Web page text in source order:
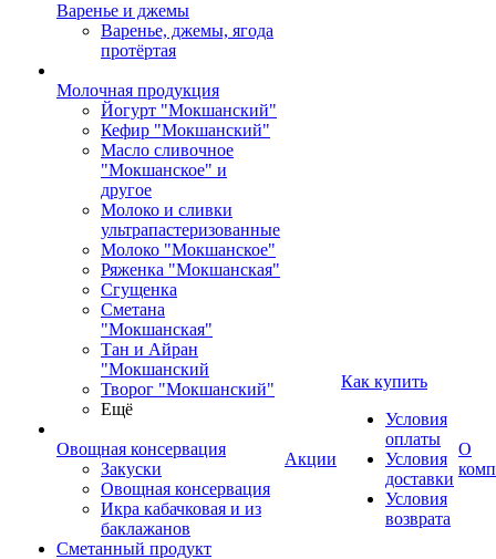
Варенье и джемы
Варенье, джемы, ягода
протёртая
Молочная продукция
Йогурт "Мокшанский"
Кефир "Мокшанский"
Масло сливочное
"Мокшанское" и
другое
Молоко и сливки
ультрапастеризованные
Молоко "Мокшанское"
Ряженка "Мокшанская"
Сгущенка
Сметана
"Мокшанская"
Тан и Айран
"Мокшанский
Творог "Мокшанский"
Ещё
Овощная консервация
Закуски
Овощная консервация
Икра кабачковая и из
баклажанов
Сметанный продукт
Акции
Как купить
Условия
оплаты
Условия
доставки
Условия
возврата
О